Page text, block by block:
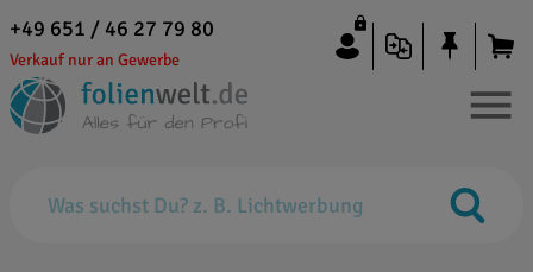
+49 651 / 46 27 79 80
Verkauf nur an Gewerbe